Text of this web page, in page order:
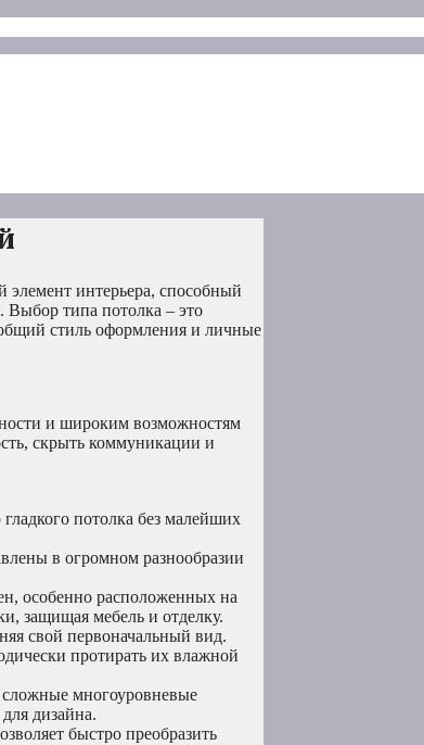
элемент интерьера, способный
Выбор типа потолка – это
стиль оформления и личные
и широким возможностям
скрыть коммуникации и
потолка без малейших
в огромном разнообразии
особенно расположенных на
защищая мебель и отделку.
свой первоначальный вид.
протирать их влажной
многоуровневые
дизайна.
быстро преобразить